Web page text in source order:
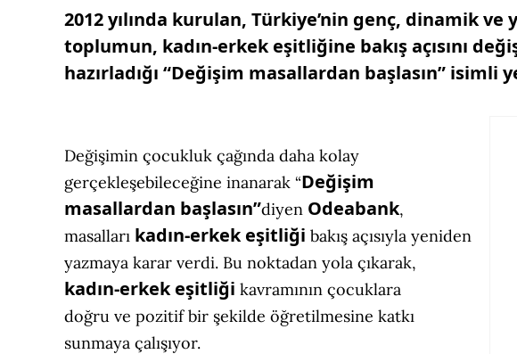
2012 yılında kurulan, Türkiye’nin genç, dinamik
toplumun, kadın-erkek eşitliğine bakış açısını
hazırladığı “Değişim masallardan başlasın”
Değişimin çocukluk çağında daha kolay
gerçekleşebileceğine inanarak “Değişim
masallardan başlasın”diyen Odeabank,
masalları kadın-erkek eşitliği bakış açısıyla yeniden
yazmaya karar verdi. Bu noktadan yola çıkarak,
kadın-erkek eşitliği kavramının çocuklara
doğru ve pozitif bir şekilde öğretilmesine katkı
sunmaya çalışıyor.